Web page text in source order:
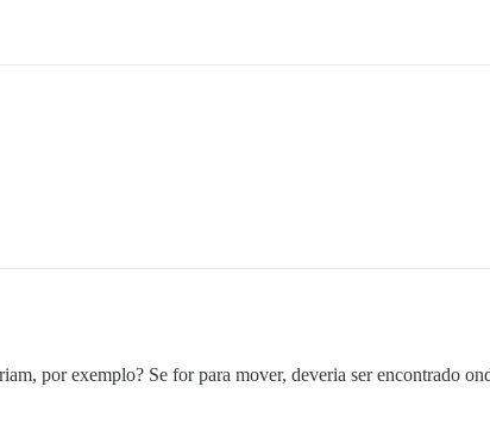
por exemplo? Se for para mover, deveria ser encontrado